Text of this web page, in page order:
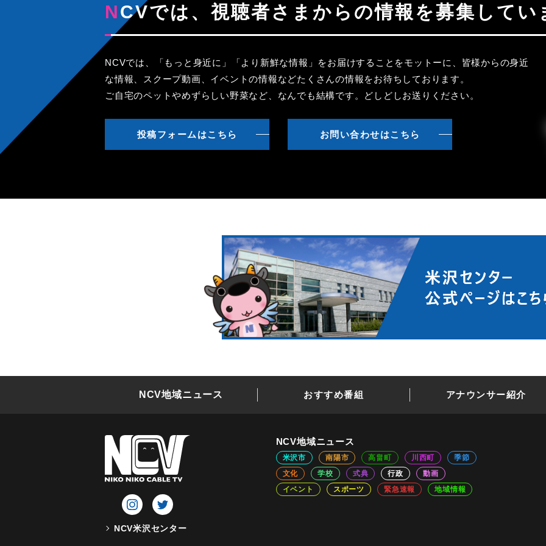
NCVでは、視聴者さまからの情報を募集してい
NCVでは、「もっと身近に」「より新鮮な情報」をお届けすることをモットーに、皆様からの身近
な情報、スクープ動画、イベントの情報などたくさんの情報をお待ちしております。
ご自宅のペットやめずらしい野菜など、なんでも結構です。どしどしお送りください。
投稿フォームはこちら お問い合わせはこちら
NCV地域ニュース おすすめ番組 アナウンサー紹介
NCV米沢センター
NCV地域ニュース
米沢市 南陽市 高畠町 川西町
季節
文化
学校 式典 行政
動画
イベント
スポーツ 緊急速報 地域情報